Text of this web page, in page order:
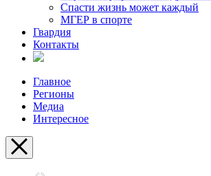
Спасти жизнь может каждый
МГЕР в спорте
Гвардия
Контакты
Главное
Регионы
Медиа
Интересное